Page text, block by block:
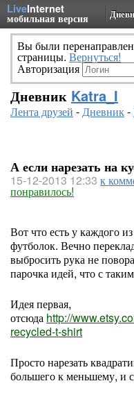
LiveInternet
мобильная версия
Вы были
страницы. Вернуться!
Авторизация
Дневник Katra_I
Лента друзей -Дневник-
А если нарезать на
15-12-2013 12:33 к
понравилось!
Вот что есть у каждого
футболок. Вечно
выбросить рука не
парочка идей, что с
Идея первая,
отсюда http://
recycled-t-shirt
Просто нарезать
большего к меньшему, и